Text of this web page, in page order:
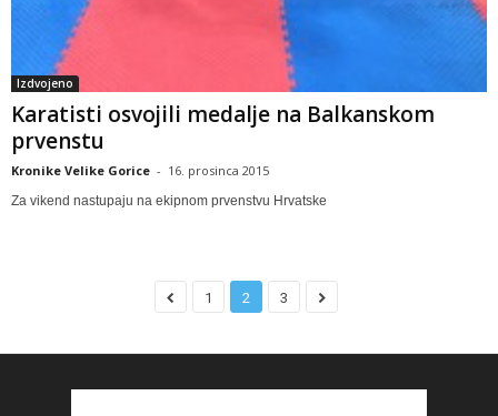
Izdvojeno
Karatisti osvojili medalje na Balkanskom
prvenstu
Kronike Velike Gorice - 16. prosinca 2015
Za vikend nastupaju na ekipnom prvenstvu Hrvatske
1 2 3